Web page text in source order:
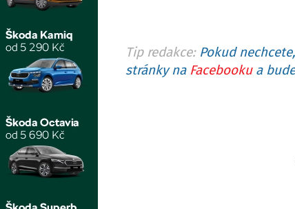
Tip redakce: Pokud
stránky na Facebookua